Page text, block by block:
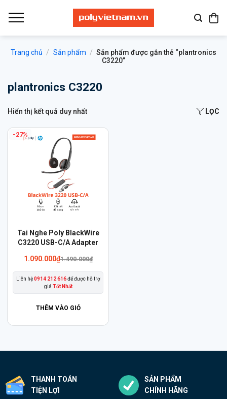
qua
Trang chủ / Sản phẩm / Sản phẩm được gắn thẻ “plantronics
C3220”
plantronics C3220
Hiển thị kết quả duy nhất LỌC
-27%
Tai Nghe Poly BlackWire
C3220 USB-C/A Adapter
1.490.000₫
Giá
1.490.000₫.
1.090.000₫Giá
là:
1.090.000₫.
Liên hệ0914 212 616để được hỗ trợ
giá Tốt Nhất
THÊM VÀO GIỎ
THANH TOÁN
TIỆN LỢI
SẢN PHẨM
CHÍNH HÃNG